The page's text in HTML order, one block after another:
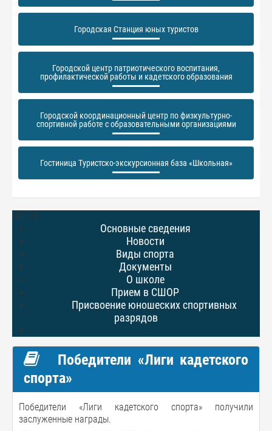
Городская Станция юных туристов
Городской центр патриотического воспитания,
профилактической работы и кадетского образования
Городской координационный центр по физкультурно-
спортивной работе с образовательными организациями
Гостиница Туристско-экскурсионная база «Школьная»
МЕНЮ
Основные сведения
Новости
Виды спорта
Документы
О школе
Прием в СШОР
Присвоение юношеских спортивных
разрядов
Победители «Лиги кадетского
спорта»
Победители «Лиги кадетского спорта» получили
заслуженные награды.